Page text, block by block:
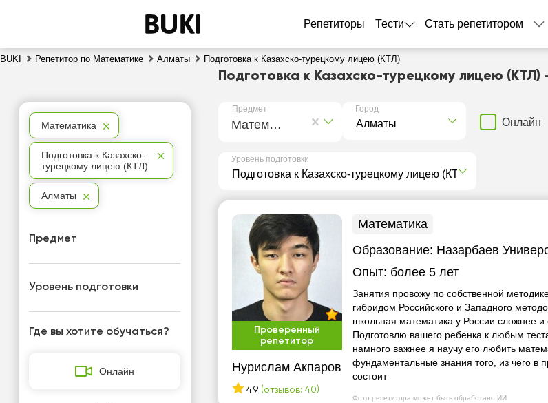
Репетиторы Тести Стать репетитором
BUKI Репетитор по Математике Алматы Подготовка к Казахско-турецкому лицею (КТЛ)
Подготовка к Казахско-турецкому лицею
Предмет
Математика
Город
Онлайн
Уровень подготовки
Проверенный
репетитор
Нурислам Акпаров
4.9 (отзывов: 40)
Фото репетитора может быть обработано ИИ
Математика
Образование: Назарбаев
Опыт: более 5 лет
Занятия провожу по собственной
гибридом Российского и Западного
школьная математика у России сложнее и
Подготовлю вашего ребенка к любым
намного важнее я научу его любить
фундаментальные знания того, из чего в
состоит
Математика
Подготовка к Казахско-
турецкому лицею (КТЛ)
Алматы
Предмет
Уровень подготовки
Где вы хотите обучаться?
Онлайн